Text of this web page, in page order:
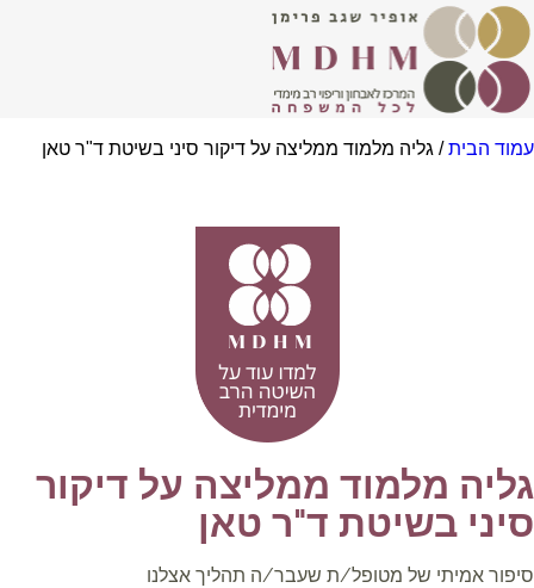
הבית/ גליה מלמוד ממליצה על דיקור סיני בשיטת ד"ר טאן
מלמוד ממליצה על דיקור
בשיטת ד"ר טאן
אמיתי של מטופל/ת שעבר/ה תהליך אצלנו